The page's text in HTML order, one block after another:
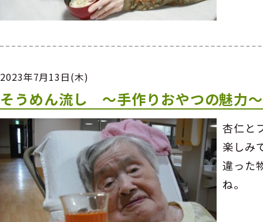
2023年7月13日(木)
そうめん流し ～手作りおやつの魅力～
杏仁と
楽しみ
違った
ね。